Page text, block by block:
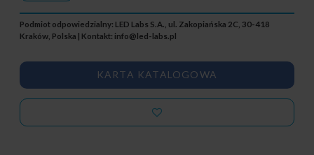
KARTA KATALOGOWA
Podmiot odpowiedzialny: LED Labs S.A., ul. Zakopiańska 2C, 30-418
Kraków, Polska | Kontakt: info@led-labs.pl